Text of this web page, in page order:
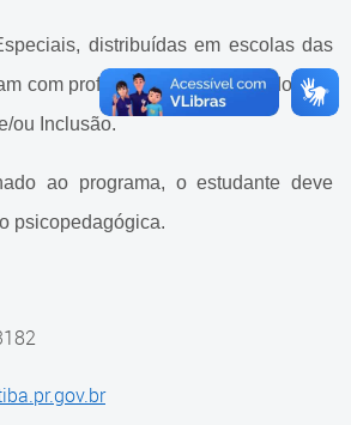
distribuídas em escolas das
com professores especializados em
ou Inclusão.
ao programa, o estudante deve
psicopedagógica.